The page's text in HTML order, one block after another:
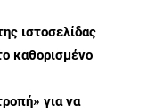
ιστοσελίδας
καθορισμένο
για να